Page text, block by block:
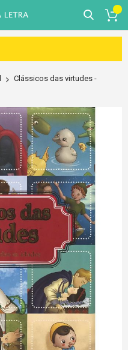
Clássicos das virtudes -